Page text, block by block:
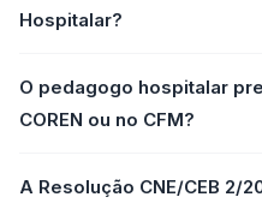
Hospitalar?
O pedagogo hospitalar
COREN ou no CFM?
A Resolução CNE/CEB 2/